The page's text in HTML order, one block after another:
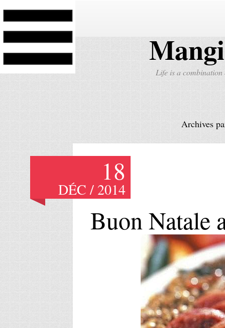
Magia in Cucina
Parcourir l’Italie
#CarbonaraClubLife is a
Archives
18
DÉC / 2014
Buon Natale